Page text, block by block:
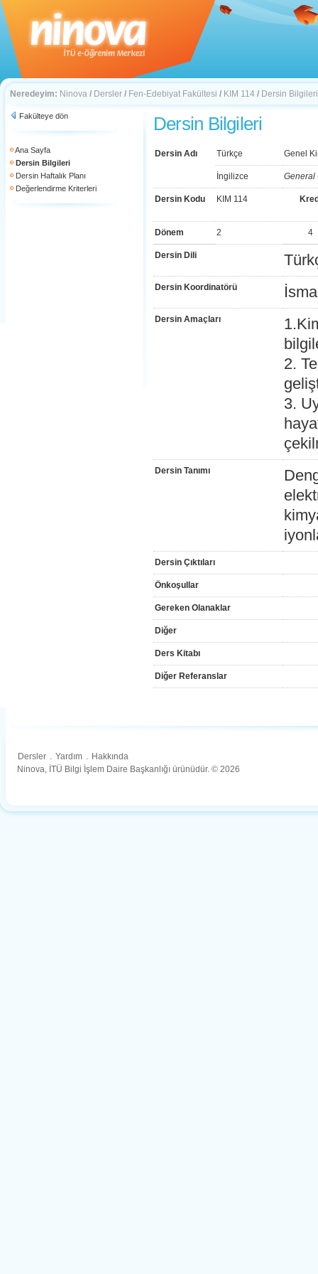
Neredeyim: Ninova / Dersler / Fen-Edebiyat Fakültesi / KIM 114 / Dersin Bilgileri
Fakülteye dön
Ana Sayfa
Dersin Bilgileri
Dersin Haftalık Planı
Değerlendirme Kriterleri
Dersin Bilgileri
Dersin Adı Türkçe Genel
İngilizce General
Dersin Kodu KIM 114
Dönem 2 4
Dersin Dili
Dersin Koordinatörü
Dersin Amaçları
2.
3.
Dersin Tanımı
Dersin Çıktıları
Önkoşullar
Gereken Olanaklar
Diğer
Ders Kitabı
Diğer Referanslar
Dersler . Yardım . Hakkında
Ninova, İTÜ Bilgi İşlem Daire Başkanlığı ürünüdür. © 2026